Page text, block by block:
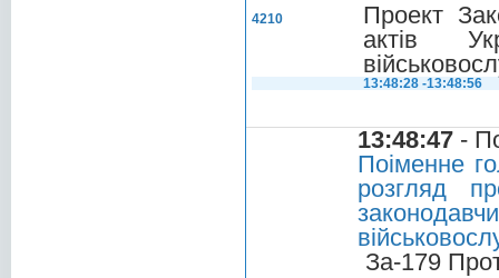
4210
Проект
актів
13:48:28 -13:48:56
13:48:47 -
Поіменне
розгляд
За-179